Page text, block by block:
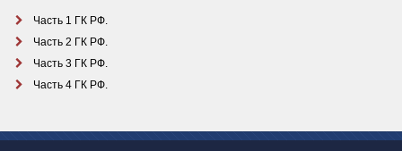
Часть 1 ГК РФ.
Часть 2 ГК РФ.
Часть 3 ГК РФ.
Часть 4 ГК РФ.